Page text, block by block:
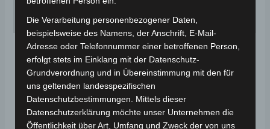
Rezensionen (0)
Entdecken Sie das
E-CAR V-MAX 40
mit 2.5kW
Die Verarbeitung personenbezogener Daten,
beispielsweise des Namens, der Anschrift, E-Mail-
Adresse oder Telefonnummer einer betroffenen Person,
erfolgt stets im Einklang mit der Datenschutz-
Grundverordnung und in Übereinstimmung mit den für
uns geltenden landesspezifischen
Datenschutzbestimmungen. Mittels dieser
Datenschutzerklärung möchte unser Unternehmen die
Öffentlichkeit über Art, Umfang und Zweck der von uns